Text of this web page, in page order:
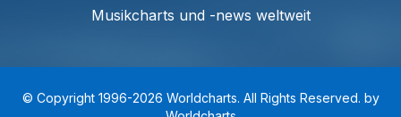
Musikcharts und -news weltweit
© Copyright 1996-2026 Worldcharts. All Rights Reserved. by